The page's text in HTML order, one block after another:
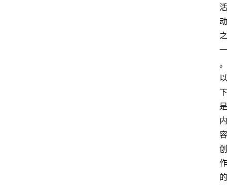
活
动
之
一
。
以
下
是
内
容
创
作
的